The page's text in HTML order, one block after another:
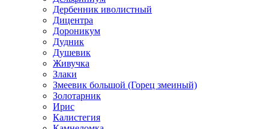
Дербенник иволистный
Дицентра
Дороникум
Дудник
Душевик
Живучка
Злаки
Змеевик большой (Горец змеиный)
Золотарник
Ирис
Калистегия